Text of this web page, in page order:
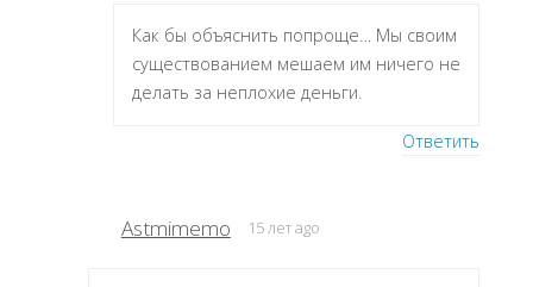
Как бы объяснить попроще… Мы своим
существованием мешаем им ничего не
делать за неплохие деньги.
Ответить
Astmimemo 15 лет ago